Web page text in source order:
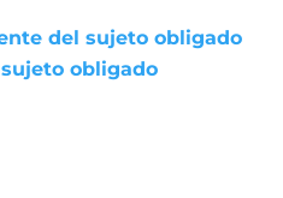
del sujeto obligado
obligado